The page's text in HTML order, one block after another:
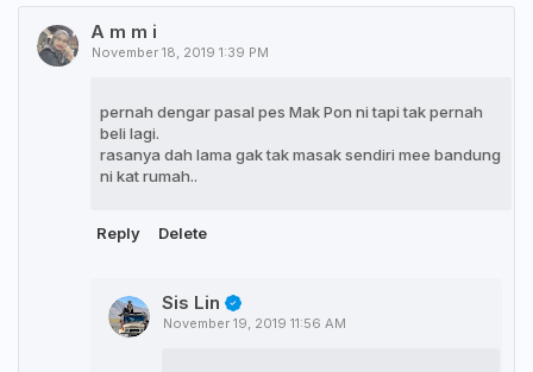
A m m i
November 18, 2019 1:39 PM
pernah dengar pasal pes Mak Pon ni tapi tak pernah
beli lagi.
rasanya dah lama gak tak masak sendiri mee bandung
ni kat rumah..
Reply Delete
Sis Lin
November 19, 2019 11:56 AM